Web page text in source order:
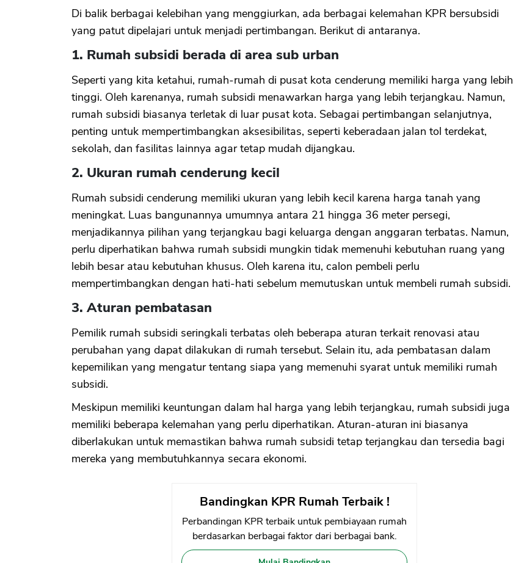
Di balik berbagai kelebihan yang menggiurkan, ada berbagai kelemahan KPR bersubsidi
yang patut dipelajari untuk menjadi pertimbangan. Berikut di antaranya.
1. Rumah subsidi berada di area sub urban
Seperti yang kita ketahui, rumah-rumah di pusat kota cenderung memiliki harga yang lebih
tinggi. Oleh karenanya, rumah subsidi menawarkan harga yang lebih terjangkau. Namun,
rumah subsidi biasanya terletak di luar pusat kota. Sebagai pertimbangan selanjutnya,
penting untuk mempertimbangkan aksesibilitas, seperti keberadaan jalan tol terdekat,
sekolah, dan fasilitas lainnya agar tetap mudah dijangkau.
2. Ukuran rumah cenderung kecil
Rumah subsidi cenderung memiliki ukuran yang lebih kecil karena harga tanah yang
meningkat. Luas bangunannya umumnya antara 21 hingga 36 meter persegi,
menjadikannya pilihan yang terjangkau bagi keluarga dengan anggaran terbatas. Namun,
perlu diperhatikan bahwa rumah subsidi mungkin tidak memenuhi kebutuhan ruang yang
lebih besar atau kebutuhan khusus. Oleh karena itu, calon pembeli perlu
mempertimbangkan dengan hati-hati sebelum memutuskan untuk membeli rumah subsidi.
3. Aturan pembatasan
Pemilik rumah subsidi seringkali terbatas oleh beberapa aturan terkait renovasi atau
perubahan yang dapat dilakukan di rumah tersebut. Selain itu, ada pembatasan dalam
kepemilikan yang mengatur tentang siapa yang memenuhi syarat untuk memiliki rumah
subsidi.
Meskipun memiliki keuntungan dalam hal harga yang lebih terjangkau, rumah subsidi juga
memiliki beberapa kelemahan yang perlu diperhatikan. Aturan-aturan ini biasanya
diberlakukan untuk memastikan bahwa rumah subsidi tetap terjangkau dan tersedia bagi
mereka yang membutuhkannya secara ekonomi.
Bandingkan KPR Rumah Terbaik !
Perbandingan KPR terbaik untuk pembiayaan rumah
berdasarkan berbagai faktor dari berbagai bank.